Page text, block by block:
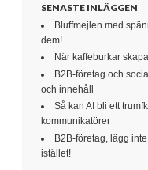
SENASTE INLÄGGEN
Bluffmejlen med
dem!
När kaffeburkar
B2B-företag och
och innehåll
Så kan AI bli ett
kommunikatörer
B2B-företag, lägg
istället!